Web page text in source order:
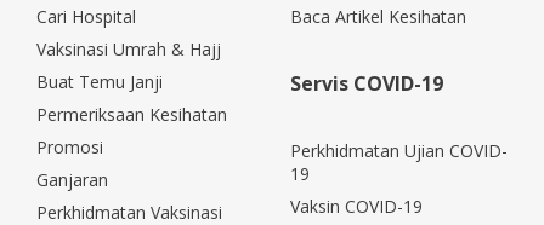
Cari Hospital
Vaksinasi Umrah & Hajj
Buat Temu Janji
Permeriksaan Kesihatan
Promosi
Ganjaran
Perkhidmatan Vaksinasi
Baca Artikel Kesihatan
Servis COVID-19
Perkhidmatan Ujian COVID-
19
Vaksin COVID-19